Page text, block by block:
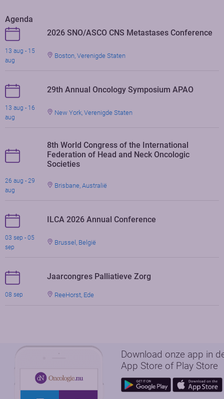
Agenda
2026 SNO/ASCO CNS Metastases Conference
13 aug - 15
aug
Boston, Verenigde Staten
29th Annual Oncology Symposium APAO
13 aug - 16
aug
New York, Verenigde Staten
8th World Congress of the International
Federation of Head and Neck Oncologic
Societies
26 aug - 29
aug
Brisbane, Australië
ILCA 2026 Annual Conference
03 sep - 05
sep
Brussel, België
Jaarcongres Palliatieve Zorg
08 sep ReeHorst, Ede
Download onze app in
App Store of Play Store